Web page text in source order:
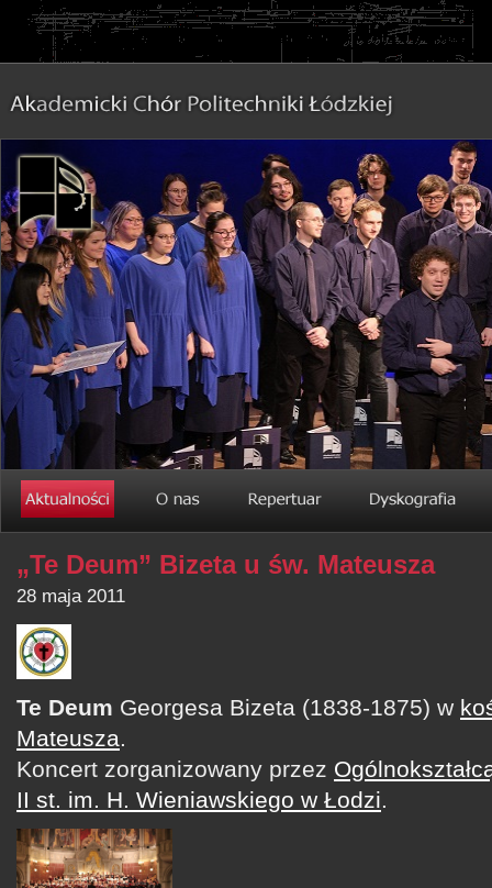
„Te Deum” Bizeta u św. Mateusza
28 maja 2011
Te Deum Georgesa Bizeta (1838-1875) w
Mateusza.
Koncert zorganizowany przez
II st. im. H. Wieniawskiego w Łodzi.